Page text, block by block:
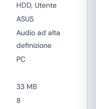
HDD, Utente
ASUS
Audio ad alta
definizione
PC
33 MB
8